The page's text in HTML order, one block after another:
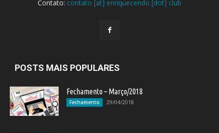
Contato: contato [at] enriquecendo [dot] club
POSTS MAIS POPULARES
Fechamento – Março/2018
Fechamento 29/04/2018